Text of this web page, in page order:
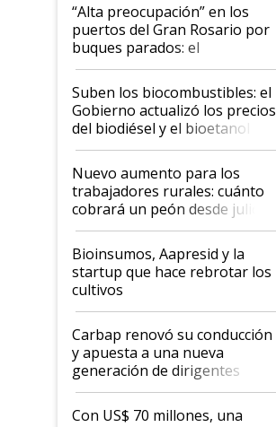
“Alta preocupación” en los
puertos del Gran Rosario por
buques parados: el
funcionamiento de las
exportadoras en tensión tras
la medida de fuerza de los
prácticos
Suben los biocombustibles: el
Gobierno actualizó los precios
del biodiésel y el bioetanol
Nuevo aumento para los
trabajadores rurales: cuánto
cobrará un peón desde julio
Bioinsumos, Aapresid y la
startup que hace rebrotar los
cultivos
Carbap renovó su conducción
y apuesta a una nueva
generación de dirigentes
rurales
Con US$ 70 millones, una